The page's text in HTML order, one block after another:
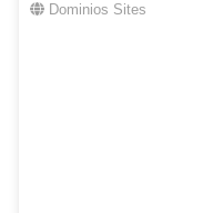
Dominios Sites